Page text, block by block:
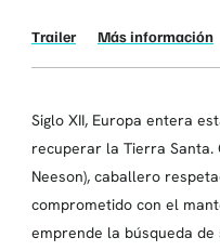
Trailer Más información
Siglo XII, Europa entera
recuperar la Tierra Santa.
Neeson), caballero
comprometido con el
emprende la búsqueda de